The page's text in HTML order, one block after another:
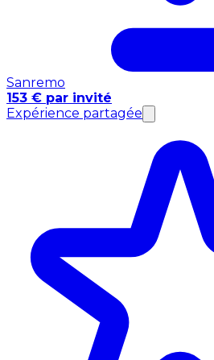
Sanremo
153 € par invité
Expérience partagée